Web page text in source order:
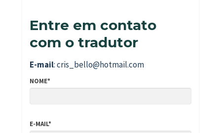
Entre em contato
com o tradutor
E-mail: cris_bello@hotmail.com
NOME*
E-MAIL*